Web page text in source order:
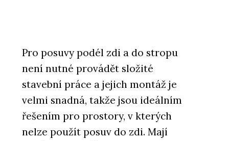
Pro posuvy podél zdi a do stropu
není nutné provádět složité
stavební práce a jejich montáž je
velmi snadná, takže jsou ideálním
řešením pro prostory, v kterých
nelze použít posuv do zdi. Mají